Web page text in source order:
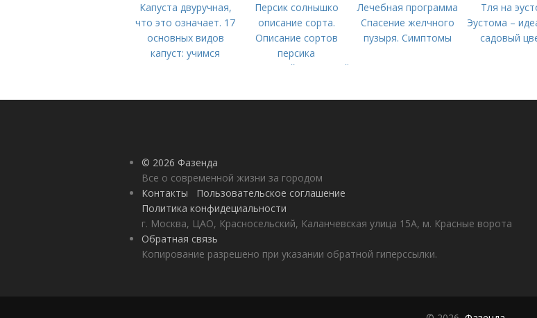
Капуста двуручная,
что это означает. 17
основных видов
капуст: учимся
Персик солнышко
описание сорта.
Описание сортов
персика
(советский,солнечный,
пушистый ранний)
Лечебная программа
Спасение желчного
пузыря. Симптомы
Тля на
Эустома –
садовый
© 2026 Фазенда
Все о современной жизни за городом
Контакты
Пользовательское соглашение
Политика конфидециальности
г. Москва, ЦАО, Красносельский, Каланчевская улица 15А, м. Красные ворота
Обратная связь
Копирование разрешено при указании обратной гиперссылки.